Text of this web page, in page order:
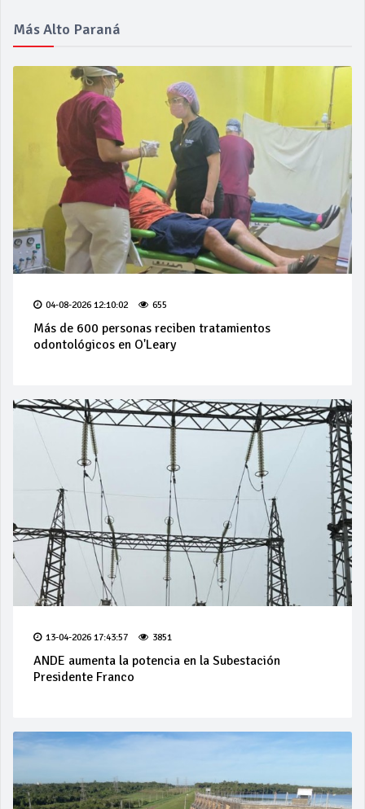
Más Alto Paraná
04-08-2026 12:10:02 655
Más de 600 personas reciben tratamientos
odontológicos en O'Leary
13-04-2026 17:43:57 3851
ANDE aumenta la potencia en la Subestación
Presidente Franco